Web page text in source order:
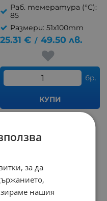
Раб. темература (°C):
85
Размери: 51x100mm
25.31 € / 49.50 лв.
бр.
КУПИ
за да
нашия